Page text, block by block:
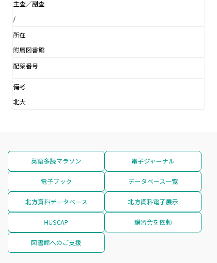
主査／副査
/
所在
附属図書館
配架番号
備考
北大
英語多読マラソン 電子ジャーナル
電子ブック データベース一覧
北方資料データベース 北方資料電子展示
HUSCAP 講習会を依頼
図書館へのご支援